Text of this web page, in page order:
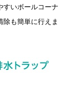
すいボールコーナ
除も簡単に行えま